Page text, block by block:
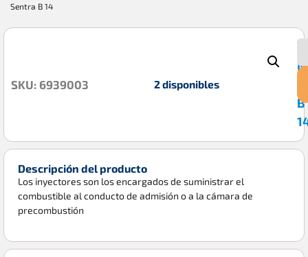
Sentra B 14
B
SKU: 6939003 2 disponibles
Descripción del producto
Los inyectores son los encargados de suministrar el
combustible al conducto de admisión o a la cámara de
precombustión